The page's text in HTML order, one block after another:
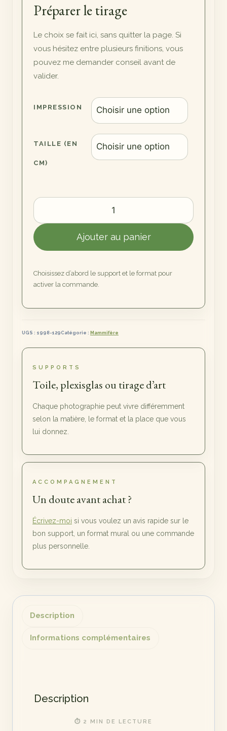
Préparer le tirage
Le choix se fait ici, sans quitter la page. Si
vous hésitez entre plusieurs finitions, vous
pouvez me demander conseil avant de
valider.
IMPRESSION
TAILLE (EN
CM)
quantité
de
Chevreuil
des
II
Ajouter au panier
Choisissez d’abord le support et le format pour
activer la commande.
UGS : 1998-129Catégorie : Mammifère
SUPPORTS
Toile, plexisglas ou tirage d’art
Chaque photographie peut vivre différemment
selon la matière, le format et la place que vous
lui donnez.
ACCOMPAGNEMENT
Un doute avant achat ?
Écrivez-moi si vous voulez un avis rapide sur le
bon support, un format mural ou une commande
plus personnelle.
Description
Informations complémentaires
Description
⏱ 2 MIN DE LECTURE